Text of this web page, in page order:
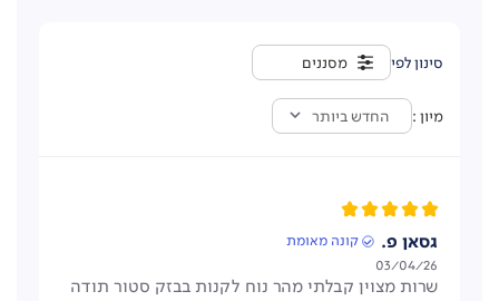
מסננים
מיון החדש ביותר
גסאן פ. קונה מאומת
שרות מצוין קבלתי מהר נוח לקנות בבזק סטור תודה
פרסום
03/04/26